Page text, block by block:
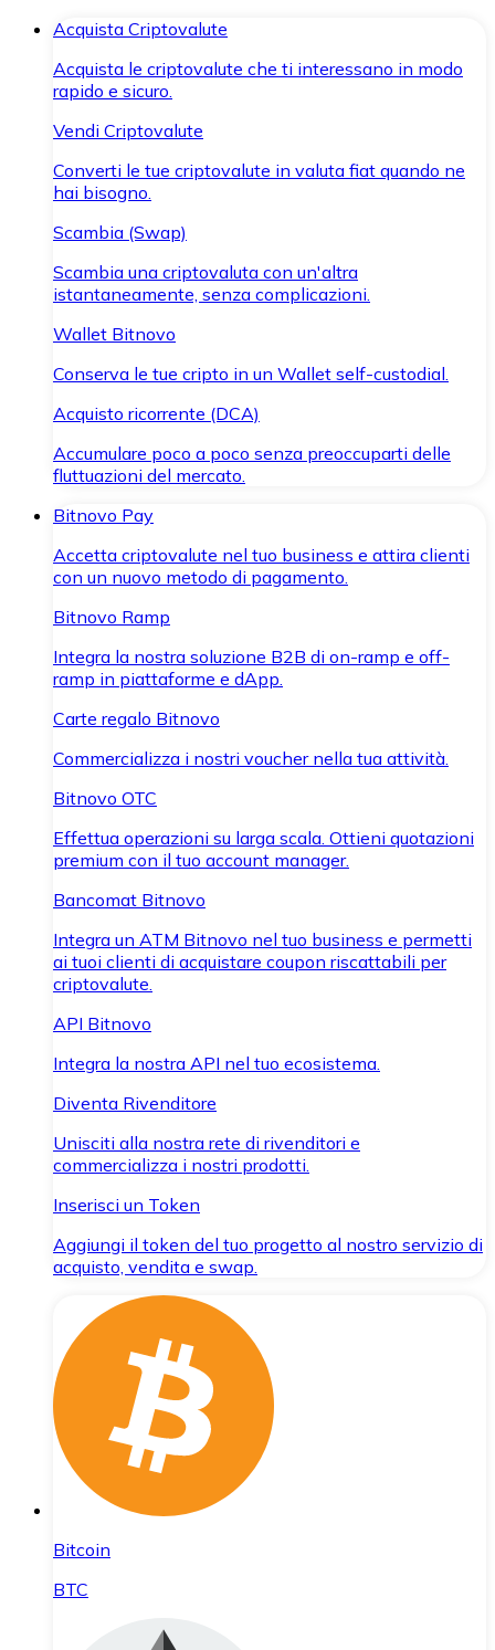
Acquista Criptovalute
Acquista le criptovalute che ti interessano in modo
rapido e sicuro.
Vendi Criptovalute
Converti le tue criptovalute in valuta fiat quando ne
hai bisogno.
Scambia (Swap)
Scambia una criptovaluta con un'altra
istantaneamente, senza complicazioni.
Wallet Bitnovo
Conserva le tue cripto in un Wallet self-custodial.
Acquisto ricorrente (DCA)
Accumulare poco a poco senza preoccuparti delle
fluttuazioni del mercato.
Bitnovo Pay
Accetta criptovalute nel tuo business e attira clienti
con un nuovo metodo di pagamento.
Bitnovo Ramp
Integra la nostra soluzione B2B di on-ramp e off-
ramp in piattaforme e dApp.
Carte regalo Bitnovo
Commercializza i nostri voucher nella tua attività.
Bitnovo OTC
Effettua operazioni su larga scala. Ottieni quotazioni
premium con il tuo account manager.
Bancomat Bitnovo
Integra un ATM Bitnovo nel tuo business e permetti
ai tuoi clienti di acquistare coupon riscattabili per
criptovalute.
API Bitnovo
Integra la nostra API nel tuo ecosistema.
Diventa Rivenditore
Unisciti alla nostra rete di rivenditori e
commercializza i nostri prodotti.
Inserisci un Token
Aggiungi il token del tuo progetto al nostro servizio di
acquisto, vendita e swap.
Bitcoin
BTC